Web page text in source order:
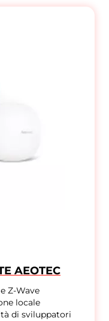
AEOTEC
Z-Wave
locale
di sviluppatori